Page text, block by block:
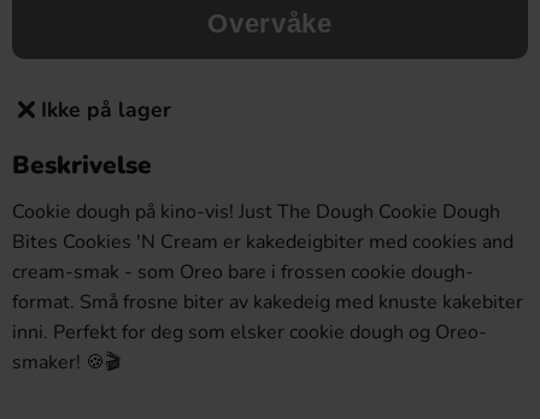
Overvåke
Ikke på lager
Beskrivelse
Cookie dough på kino-vis! Just The Dough Cookie Dough
Bites Cookies 'N Cream er kakedeigbiter med cookies and
cream-smak - som Oreo bare i frossen cookie dough-
format. Små frosne biter av kakedeig med knuste kakebiter
inni. Perfekt for deg som elsker cookie dough og Oreo-
smaker! 🍪🎬